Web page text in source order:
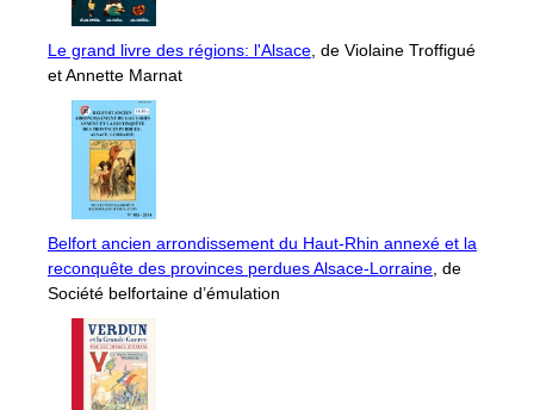
Le grand livre des régions: l'Alsace, de Violaine Troffigué
et Annette Marnat
Belfort ancien arrondissement du Haut-Rhin annexé et la
reconquête des provinces perdues Alsace-Lorraine, de
Société belfortaine d’émulation